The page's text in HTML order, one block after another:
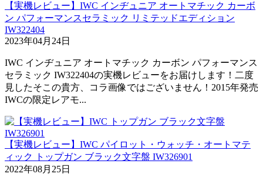
【実機レビュー】IWC インヂュニア オートマチック カーボ
ン パフォーマンスセラミック リミテッドエディション
IW322404
2023年04月24日
IWC インヂュニア オートマチック カーボン パフォーマンス
セラミック IW322404の実機レビューをお届けします！二度
見したそこの貴方、コラ画像ではございません！2015年発売
IWCの限定レアモ...
【実機レビュー】IWC パイロット・ウォッチ・オートマテ
ィック トップガン ブラック文字盤 IW326901
2022年08月25日